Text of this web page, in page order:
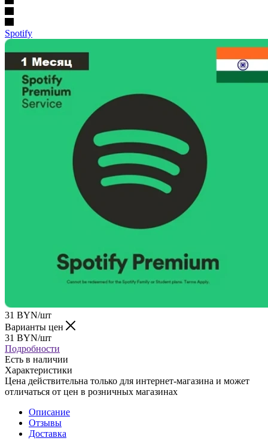
Spotify
31 BYN/шт
Варианты цен
31 BYN/шт
Подробности
Есть в наличии
Характеристики
Цена действительна только для интернет-магазина и может
отличаться от цен в розничных магазинах
Описание
Отзывы
Доставка